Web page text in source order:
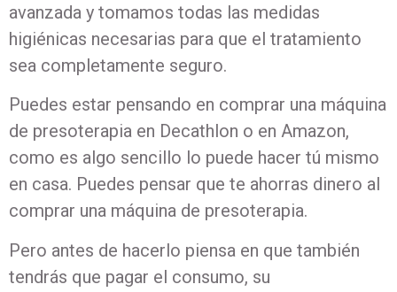
avanzada y tomamos todas las medidas
higiénicas necesarias para que el tratamiento
sea completamente seguro.
Puedes estar pensando en comprar una máquina
de presoterapia en Decathlon o en Amazon,
como es algo sencillo lo puede hacer tú mismo
en casa. Puedes pensar que te ahorras dinero al
comprar una máquina de presoterapia.
Pero antes de hacerlo piensa en que también
tendrás que pagar el consumo, su